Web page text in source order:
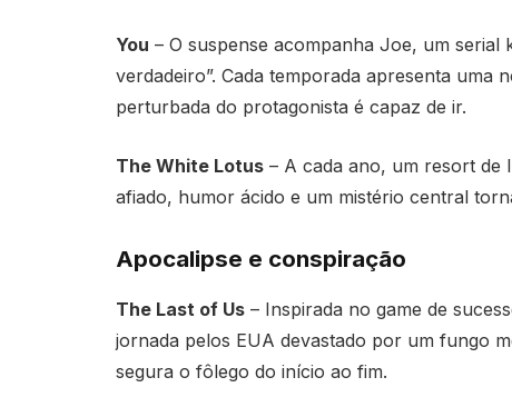
You – O suspense acompanha Joe, um serial
verdadeiro”. Cada temporada apresenta uma
perturbada do protagonista é capaz de ir.
The White Lotus– A cada ano, um resort de
afiado, humor ácido e um mistério central
Apocalipse e conspiração
The Last of Us– Inspirada no game de
jornada pelos EUA devastado por um fungo
segura o fôlego do início ao fim.